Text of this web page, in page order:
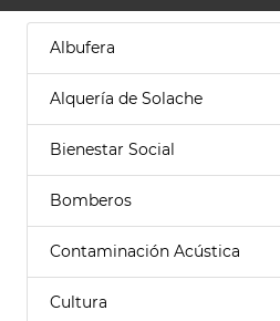
Albufera
Alquería de Solache
Bienestar Social
Bomberos
Contaminación Acústica
Cultura